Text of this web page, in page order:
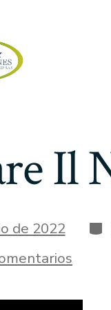
Il
de 2022
Come